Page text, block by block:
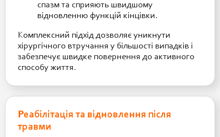
спазм та сприяють швидшому
відновленню функцій кінцівки.
Комплексний підхід дозволяє уникнути
хірургічного втручання у більшості випадків і
забезпечує швидке повернення до активного
способу життя.
Реабілітація та відновлення після
травми